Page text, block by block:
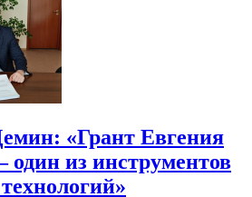
«Грант Евгения
один из инструментов